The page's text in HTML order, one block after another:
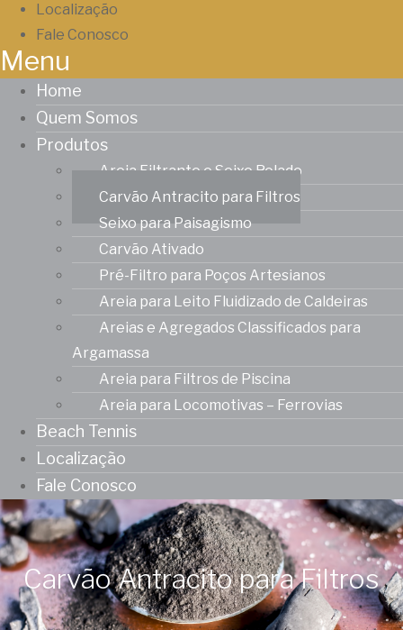
Localização
Fale Conosco
Menu
Home
Quem Somos
Produtos
Areia Filtrante e Seixo Rolado
Carvão Antracito para Filtros
Seixo para Paisagismo
Carvão Ativado
Pré-Filtro para Poços Artesianos
Areia para Leito Fluidizado de Caldeiras
Areias e Agregados Classificados para
Argamassa
Areia para Filtros de Piscina
Areia para Locomotivas – Ferrovias
Beach Tennis
Localização
Fale Conosco
Carvão Antracito para Filtros